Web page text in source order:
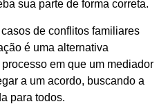
sua parte de forma correta.
de conflitos familiares
é uma alternativa
em que um mediador
a um acordo, buscando a
para todos.